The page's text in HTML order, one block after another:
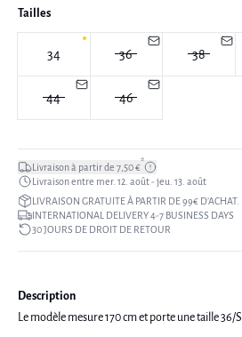
Tailles
34 36 38
44 46
Livraison à partir de 7,50 €*
Livraison entre mer. 12. août - jeu. 13. août
LIVRAISON GRATUITE À PARTIR DE 99€ D’ACHAT.
INTERNATIONAL DELIVERY 4-7 BUSINESS DAYS
30 JOURS DE DROIT DE RETOUR
Description
Le modèle mesure 170 cm et porte une taille 36/S.